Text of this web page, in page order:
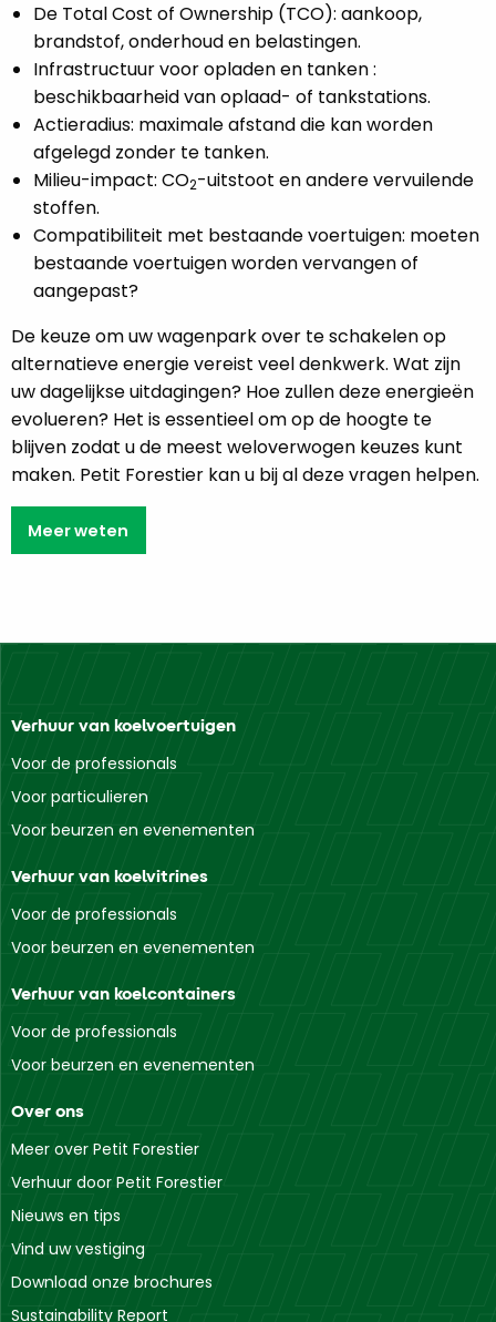
De Total Cost of Ownership (TCO): aankoop,
brandstof, onderhoud en belastingen.
Infrastructuur voor opladen en tanken :
beschikbaarheid van oplaad- of tankstations.
Actieradius: maximale afstand die kan worden
afgelegd zonder te tanken.
Milieu-impact: CO2-uitstoot en andere vervuilende
stoffen.
Compatibiliteit met bestaande voertuigen: moeten
bestaande voertuigen worden vervangen of
aangepast?
De keuze om uw wagenpark over te schakelen op
alternatieve energie vereist veel denkwerk. Wat zijn
uw dagelijkse uitdagingen? Hoe zullen deze energieën
evolueren? Het is essentieel om op de hoogte te
blijven zodat u de meest weloverwogen keuzes kunt
maken. Petit Forestier kan u bij al deze vragen helpen.
Meer weten
Verhuur van koelvoertuigen
Voor de professionals
Voor particulieren
Voor beurzen en evenementen
Verhuur van koelvitrines
Voor de professionals
Voor beurzen en evenementen
Verhuur van koelcontainers
Voor de professionals
Voor beurzen en evenementen
Over ons
Meer over Petit Forestier
Verhuur door Petit Forestier
Nieuws en tips
Vind uw vestiging
Download onze brochures
Sustainability Report